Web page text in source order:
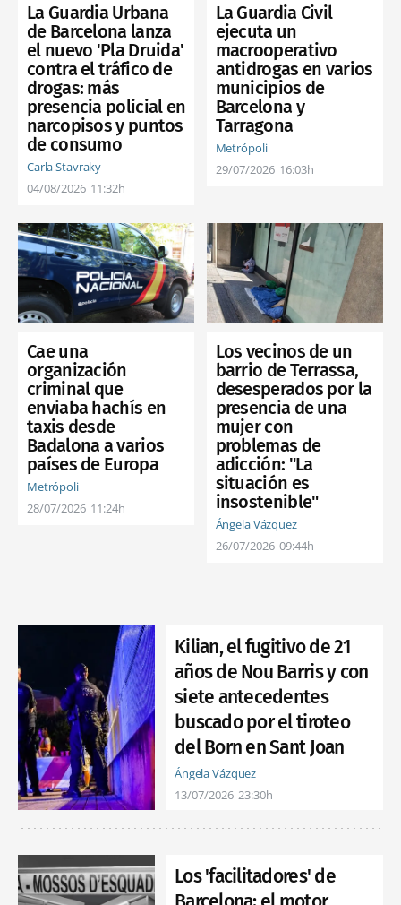
La Guardia Urbana
de Barcelona lanza
el nuevo 'Pla Druida'
contra el tráfico de
drogas: más
presencia policial en
narcopisos y puntos
de consumo
Carla Stavraky
04/08/2026 11:32h
La Guardia Civil
ejecuta un
macrooperativo
antidrogas en varios
municipios de
Barcelona y
Tarragona
Metrópoli
29/07/2026 16:03h
Cae una
organización
criminal que
enviaba hachís en
taxis desde
Badalona a varios
países de Europa
Metrópoli
28/07/2026 11:24h
Los vecinos de un
barrio de Terrassa,
desesperados por la
presencia de una
mujer con
problemas de
adicción: "La
situación es
insostenible"
Ángela Vázquez
26/07/2026 09:44h
Kilian, el fugitivo de 21
años de Nou Barris y con
siete antecedentes
buscado por el tiroteo
del Born en Sant Joan
Ángela Vázquez
13/07/2026 23:30h
Los 'facilitadores' de